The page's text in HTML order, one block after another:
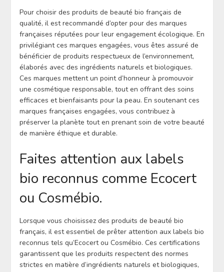
Pour choisir des produits de beauté bio français de
qualité, il est recommandé d’opter pour des marques
françaises réputées pour leur engagement écologique. En
privilégiant ces marques engagées, vous êtes assuré de
bénéficier de produits respectueux de l’environnement,
élaborés avec des ingrédients naturels et biologiques.
Ces marques mettent un point d’honneur à promouvoir
une cosmétique responsable, tout en offrant des soins
efficaces et bienfaisants pour la peau. En soutenant ces
marques françaises engagées, vous contribuez à
préserver la planète tout en prenant soin de votre beauté
de manière éthique et durable.
Faites attention aux labels
bio reconnus comme Ecocert
ou Cosmébio.
Lorsque vous choisissez des produits de beauté bio
français, il est essentiel de prêter attention aux labels bio
reconnus tels qu’Ecocert ou Cosmébio. Ces certifications
garantissent que les produits respectent des normes
strictes en matière d’ingrédients naturels et biologiques,